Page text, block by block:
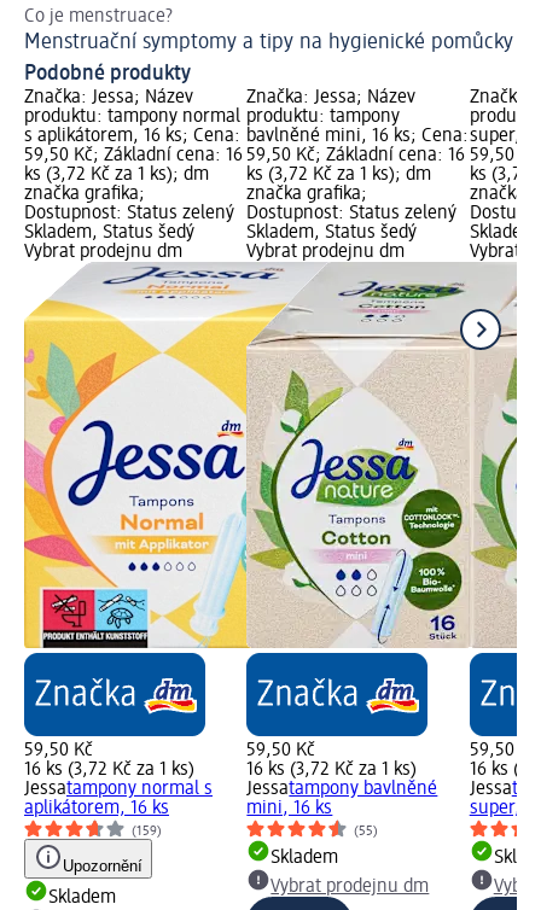
Co je menstruace?
Menstruační symptomy a tipy na hygienické pomůcky
Podobné produkty
Značka: Jessa; Název
produktu: tampony normal
s aplikátorem, 16 ks; Cena:
59,50 Kč; Základní cena: 16
ks (3,72 Kč za 1 ks); dm
značka grafika;
Dostupnost: Status zelený
Skladem, Status šedý
Vybrat prodejnu dm
59,50 Kč
16 ks (3,72 Kč za 1 ks)
Jessatampony normal s
aplikátorem, 16 ks
(159)
Upozornění
Skladem
Značka: Jessa; Název
produktu: tampony
bavlněné mini, 16 ks; Cena:
59,50 Kč; Základní cena: 16
ks (3,72 Kč za 1 ks); dm
značka grafika;
Dostupnost: Status zelený
Skladem, Status šedý
Vybrat prodejnu dm
59,50 Kč
16 ks (3,72 Kč za 1 ks)
Jessatampony bavlněné
mini, 16 ks
(55)
Skladem
Vybrat prodejnu dm
Značka:
super,
59,50
ks (3,72
značka
Vybrat
59,50 Kč
16 ks
Jessa
super,